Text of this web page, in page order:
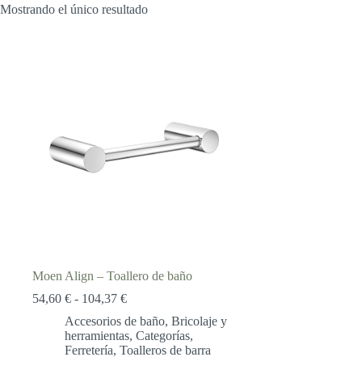
Mostrando el único resultado
Moen Align – Toallero de baño
54,60 € - 104,37 €Rango
precios:
desde
54,60 €
Accesorios de baño, Bricolaje y
herramientas, Categorías,
Ferretería, Toalleros de barra